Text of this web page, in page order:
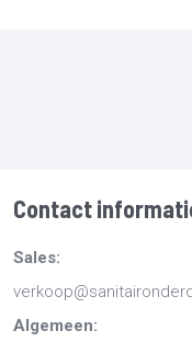
Contact
Sales:
Algemeen: